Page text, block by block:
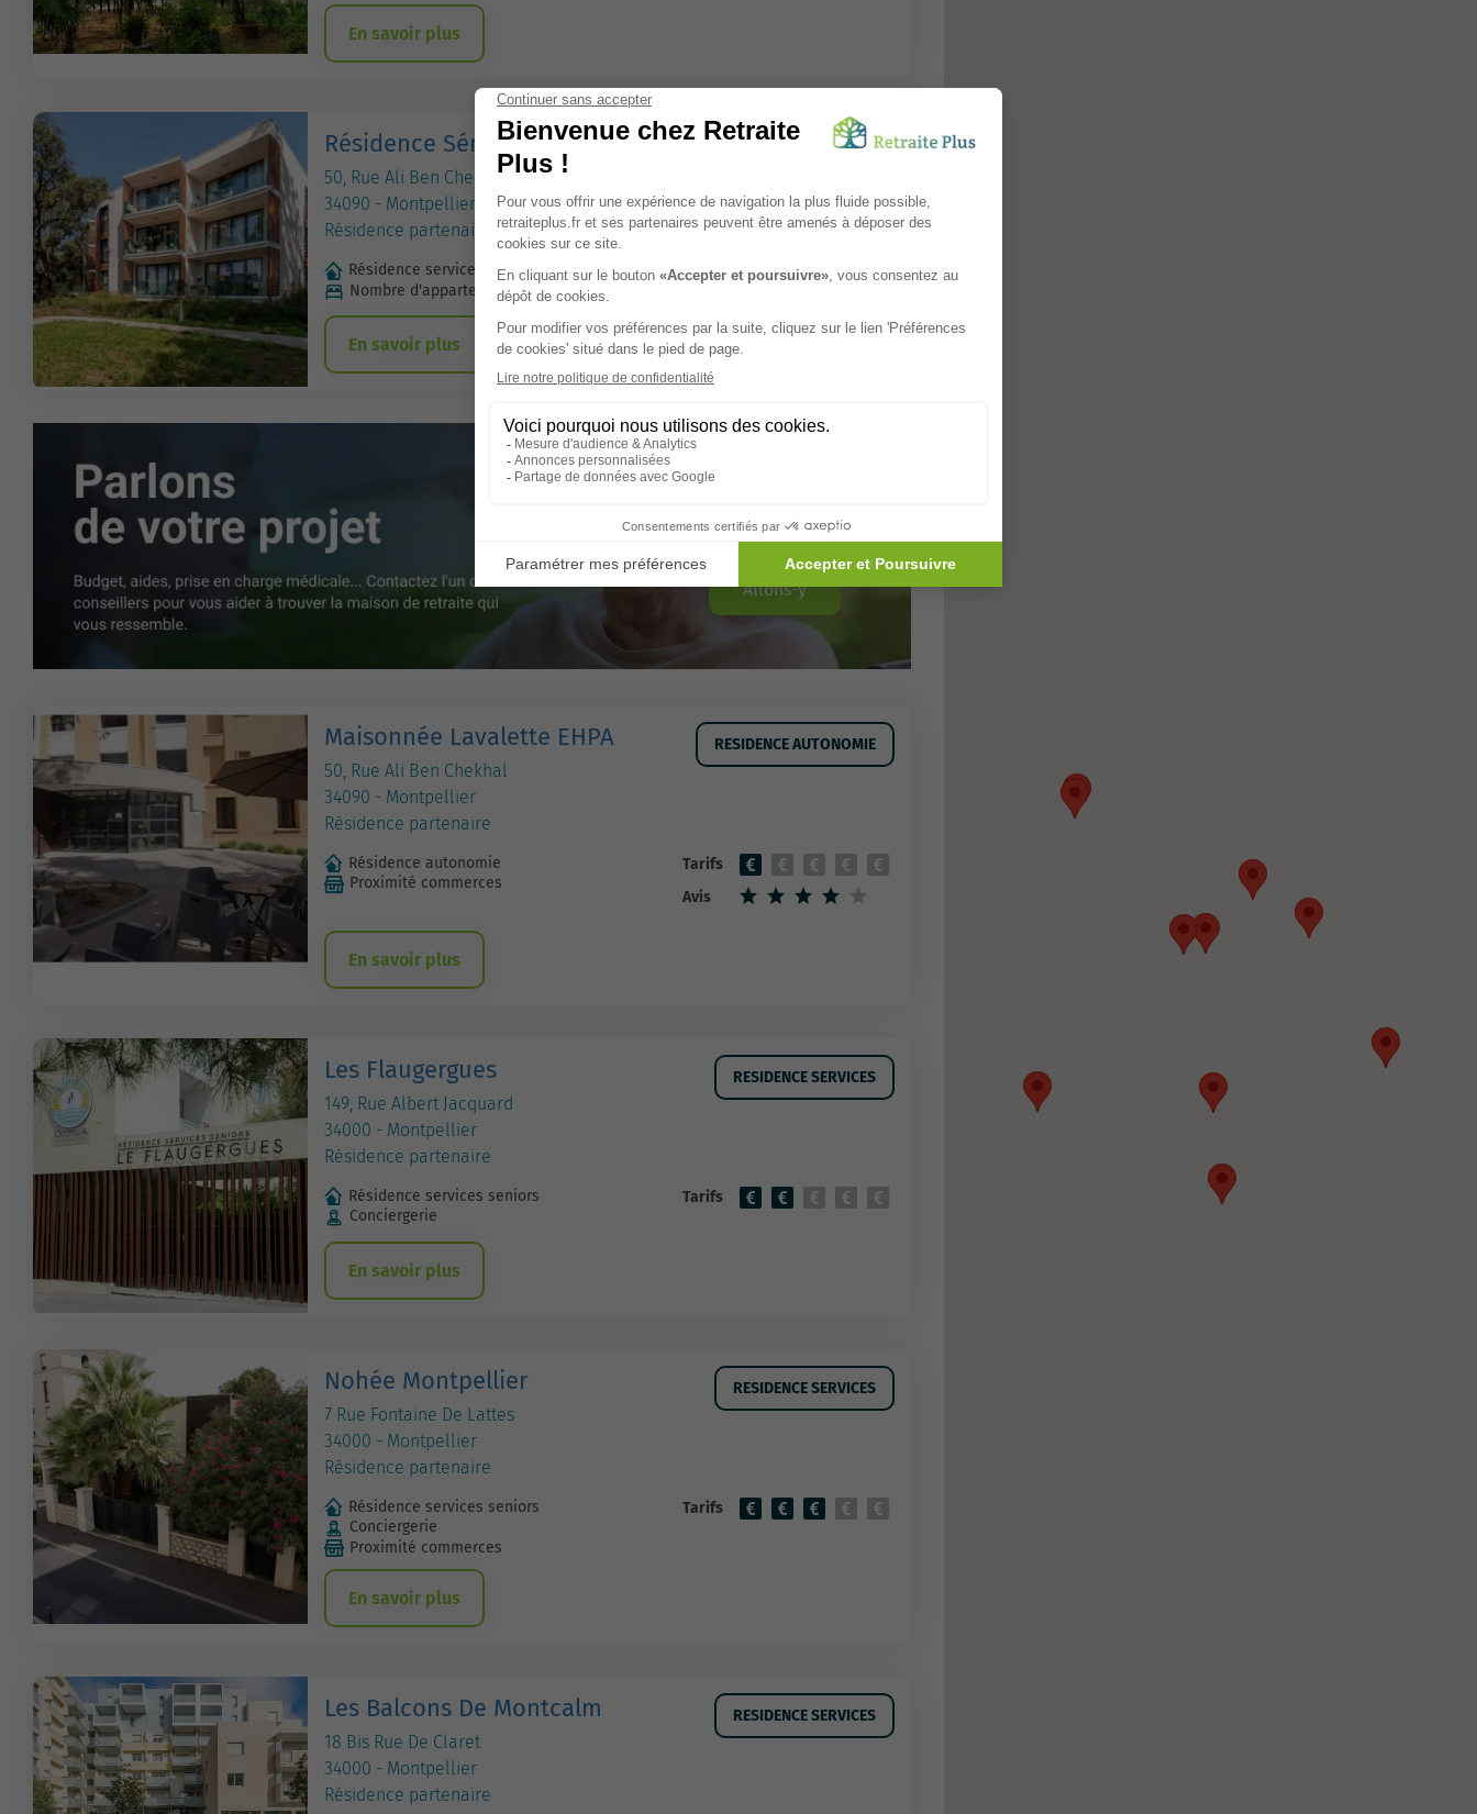
En savoir plus
Résidence Séniors Lavalette
50, Rue Ali Ben Chekhal
34090 - Montpellier
Résidence partenaire
RESIDENCE SERVICES
Résidence services seniors
Nombre d'appartements: 14
Tarifs
En savoir plus
Allons-y
Maisonnée Lavalette EHPA
50, Rue Ali Ben Chekhal
34090 - Montpellier
Résidence partenaire
RESIDENCE AUTONOMIE
Résidence autonomie
Proximité commerces
Tarifs
Avis
En savoir plus
Les Flaugergues
149, Rue Albert Jacquard
34000 - Montpellier
Résidence partenaire
RESIDENCE SERVICES
Résidence services seniors
Conciergerie
Tarifs
En savoir plus
Nohée Montpellier
7 Rue Fontaine De Lattes
34000 - Montpellier
Résidence partenaire
RESIDENCE SERVICES
Résidence services seniors
Conciergerie
Proximité commerces
Tarifs
En savoir plus
Les Balcons De Montcalm
18 Bis Rue De Claret
34000 - Montpellier
Résidence partenaire
RESIDENCE SERVICES